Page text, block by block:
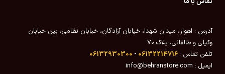
آدرس : اهواز، میدان شهدا، خیابان آزادگان، خیابان نظامی، بین خیابان
وکیلی و طالقانی، پلاک 70
تلفن تماس : 06132214716
-
06132930300
ایمیل : info@behranstore.com